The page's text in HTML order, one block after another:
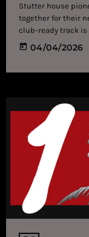
Stutter house
together for their
club-ready track is
Softness, Depth,
BUNT. And Malous
today 04/04/2026